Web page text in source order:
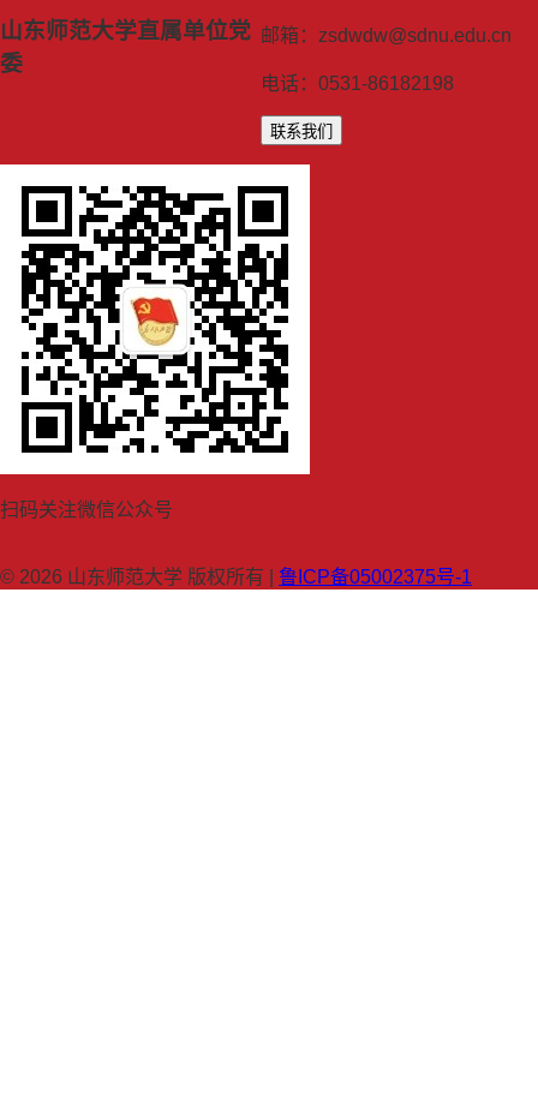
山东师范大学直属单位党
委
邮箱：zsdwdw@sdnu.edu.cn
电话：0531-86182198
联系我们
扫码关注微信公众号
© 2026 山东师范大学 版权所有 | 鲁ICP备05002375号-1